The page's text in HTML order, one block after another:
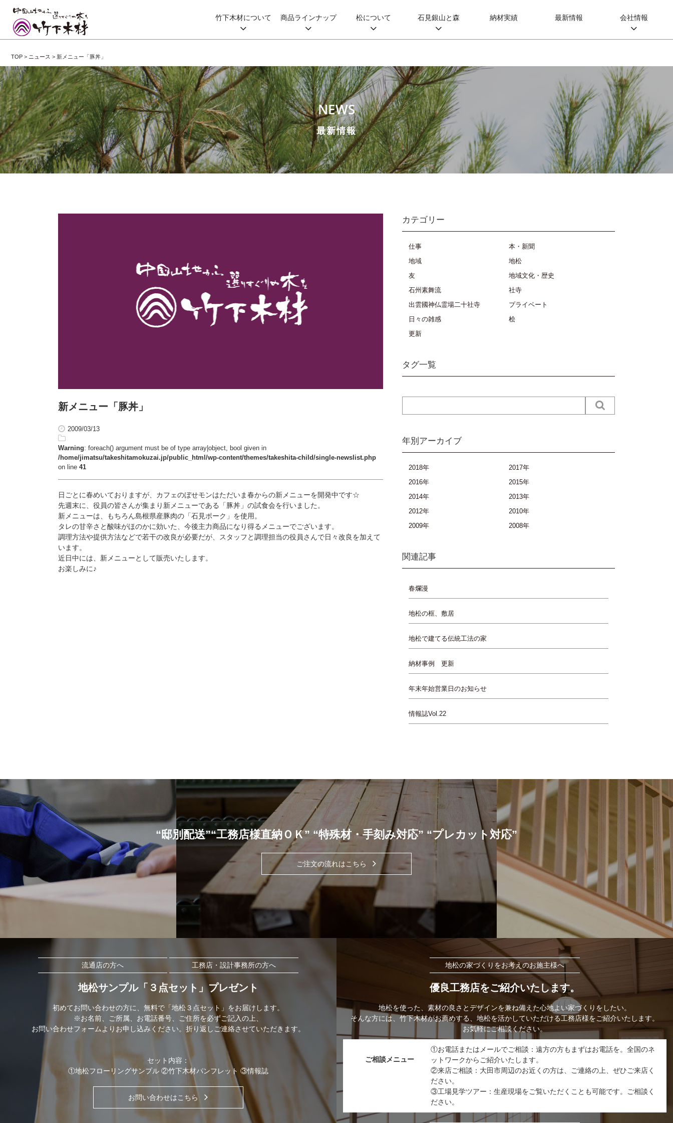
竹下木材について 商品ラインナップ 松について 石見銀山と森 納材実績 最新情報 会社情報
TOP > ニュース > 新メニュー「豚丼」
NEWS
最新情報
新メニュー「豚丼」
2009/03/13
Warning: foreach() argument must be of type array|object, bool given in
/home/jimatsu/takeshitamokuzai.jp/public_html/wp-content/themes/takeshita-child/single-newslist.php
on line 41
日ごとに春めいておりますが、カフェのぼせモンはただいま春からの新メニューを開発中です☆
先週末に、役員の皆さんが集まり新メニューである「豚丼」の試食会を行いました。
新メニューは、もちろん島根県産豚肉の「石見ポーク」を使用。
タレの甘辛さと酸味がほのかに効いた、今後主力商品になり得るメニューでございます。
調理方法や提供方法などで若干の改良が必要だが、スタッフと調理担当の役員さんで日々改良を加えて
います。
近日中には、新メニューとして販売いたします。
お楽しみに♪
カテゴリー
仕事
本・新聞
地域
地松
友
地域文化・歴史
石州素舞流
社寺
出雲國神仏霊場二十社寺
プライベート
日々の雑感
桧
更新
タグ一覧
年別アーカイブ
2018年
2017年
2016年
2015年
2014年
2013年
2012年
2010年
2009年
2008年
関連記事
春爛漫
地松の框、敷居
地松で建てる伝統工法の家
納材事例 更新
年末年始営業日のお知らせ
情報誌Vol.22
“邸別配送”“工務店様直納ＯＫ” “特殊材・手刻み対応” “プレカット対応”
ご注文の流れはこちら
流通店の方へ 工務店・設計事務所の方へ
地松サンプル「３点セット」プレゼント
初めてお問い合わせの方に、無料で「地松３点セット」をお届けします。
※お名前、ご所属、お電話番号、ご住所を必ずご記入の上、
お問い合わせフォームよりお申し込みください。折り返しご連絡させていただきます。
セット内容：
①地松フローリングサンプル ②竹下木材パンフレット ③情報誌
お問い合わせはこちら
地松の家づくりをお考えのお施主様へ
優良工務店をご紹介いたします。
地松を使った、素材の良さとデザインを兼ね備えた心地よい家づくりをしたい。
そんな方には、竹下木材がお薦めする、地松を活かしていただける工務店様をご紹介いたします。
お気軽にご相談ください。
ご相談メニュー
①お電話またはメールでご相談：遠方の方もまずはお電話を。全国のネ
ットワークからご紹介いたします。
②来店ご相談：大田市周辺のお近くの方は、ご連絡の上、ぜひご来店く
ださい。
③工場見学ツアー：生産現場をご覧いただくことも可能です。ご相談く
ださい。